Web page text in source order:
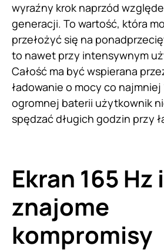
wyraźny krok naprzód
generacji. To wartość, która
przełożyć się na
to nawet przy intensywnym
Całość ma być wspierana
ładowanie o mocy co najmniej
ogromnej baterii użytkownik
spędzać długich godzin przy
Ekran 165 Hz i
znajome
kompromisy